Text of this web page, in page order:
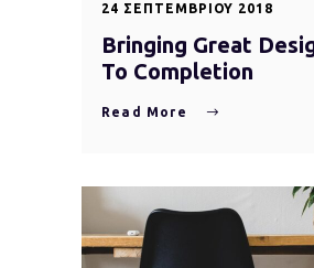
24 ΣΕΠΤΕΜΒΡΊΟΥ 2018
Bringing Great
To Completion
Read More